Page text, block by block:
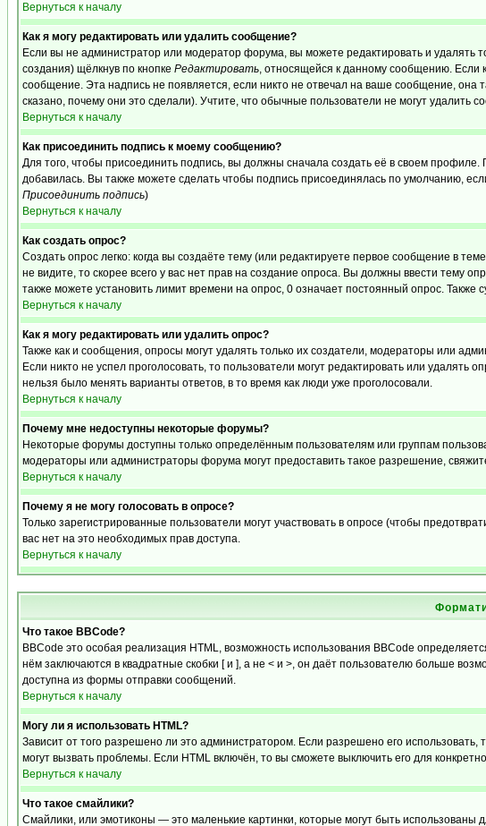
Вернуться к началу
Как я могу редактировать или удалить сообщение?
Если вы не администратор или модератор форума, вы можете редактировать и удалять
создания) щёлкнув по кнопке Редактировать, относящейся к данному сообщению. Если
сообщение. Эта надпись не появляется, если никто не отвечал на ваше сообщение,
сказано, почему они это сделали). Учтите, что обычные пользователи не могут удалить
Вернуться к началу
Как присоединить подпись к моему сообщению?
Для того, чтобы присоединить подпись, вы должны сначала создать её в своем
добавилась. Вы также можете сделать чтобы подпись присоединялась по умолчанию,
Присоединить подпись)
Вернуться к началу
Как создать опрос?
Создать опрос легко: когда вы создаёте тему (или редактируете первое сообщение в
не видите, то скорее всего у вас нет прав на создание опроса. Вы должны ввести тему
также можете установить лимит времени на опрос, 0 означает постоянный опрос. Также
Вернуться к началу
Как я могу редактировать или удалить опрос?
Также как и сообщения, опросы могут удалять только их создатели, модераторы или
Если никто не успел проголосовать, то пользователи могут редактировать или
нельзя было менять варианты ответов, в то время как люди уже проголосовали.
Вернуться к началу
Почему мне недоступны некоторые форумы?
Некоторые форумы доступны только определённым пользователям или группам
модераторы или администраторы форума могут предоставить такое разрешение,
Вернуться к началу
Почему я не могу голосовать в опросе?
Только зарегистрированные пользователи могут участвовать в опросе (чтобы
вас нет на это необходимых прав доступа.
Вернуться к началу
Что такое BBCode?
BBCode это особая реализация HTML, возможность использования BBCode
нём заключаются в квадратные скобки [ и ], а не < и >, он даёт пользователю больше
доступна из формы отправки сообщений.
Вернуться к началу
Могу ли я использовать HTML?
Зависит от того разрешено ли это администратором. Если разрешено его использовать,
могут вызвать проблемы. Если HTML включён, то вы сможете выключить его для
Вернуться к началу
Что такое смайлики?
Смайлики, или эмотиконы — это маленькие картинки, которые могут быть использованы